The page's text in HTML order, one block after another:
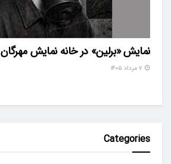
نمایش «برلین» در خانه نمایش مهرگان
Categories